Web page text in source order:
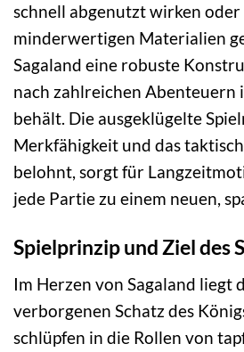
schnell abgenutzt wirken oder
minderwertigen Materialien
Sagaland eine robuste
nach zahlreichen Abenteuern
behält. Die ausgeklügelte
Merkfähigkeit und das
belohnt, sorgt für
jede Partie zu einem neuen,
Spielprinzip und Ziel des
Im Herzen von Sagaland liegt
verborgenen Schatz des
schlüpfen in die Rollen von